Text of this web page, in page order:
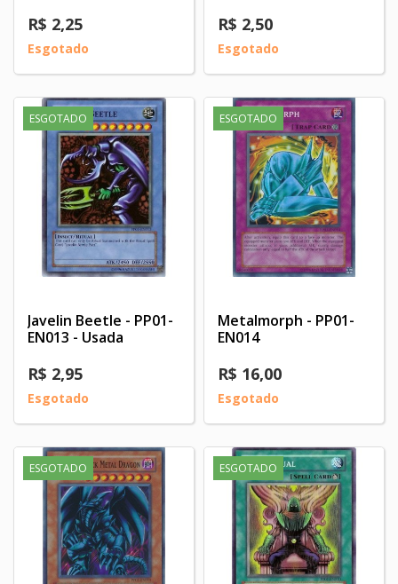
R$ 2,25
Esgotado
R$ 2,50
Esgotado
ESGOTADO
Javelin Beetle - PP01-
EN013 - Usada
R$ 2,95
Esgotado
ESGOTADO
Metalmorph - PP01-
EN014
R$ 16,00
Esgotado
ESGOTADO ESGOTADO